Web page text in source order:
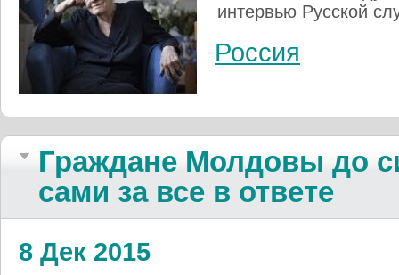
интервью Русской
Россия
Граждане Молдовы до
сами за все в ответе
8 Дек 2015